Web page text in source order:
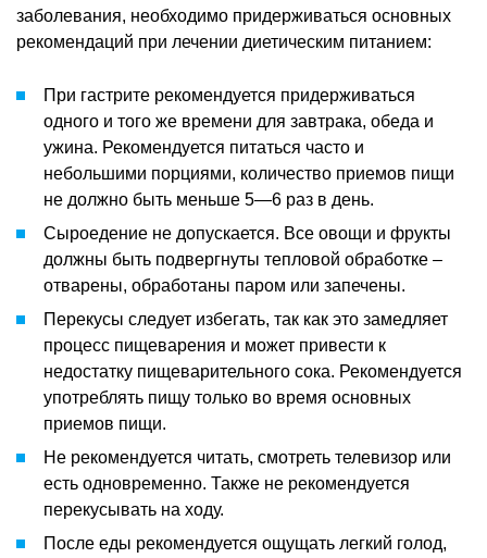
заболевания, необходимо придерживаться основных
рекомендаций при лечении диетическим питанием:
При гастрите рекомендуется придерживаться
одного и того же времени для завтрака, обеда и
ужина. Рекомендуется питаться часто и
небольшими порциями, количество приемов пищи
не должно быть меньше 5—6 раз в день.
Сыроедение не допускается. Все овощи и фрукты
должны быть подвергнуты тепловой обработке –
отварены, обработаны паром или запечены.
Перекусы следует избегать, так как это замедляет
процесс пищеварения и может привести к
недостатку пищеварительного сока. Рекомендуется
употреблять пищу только во время основных
приемов пищи.
Не рекомендуется читать, смотреть телевизор или
есть одновременно. Также не рекомендуется
перекусывать на ходу.
После еды рекомендуется ощущать легкий голод,